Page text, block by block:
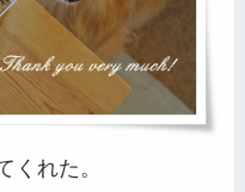
くれた。